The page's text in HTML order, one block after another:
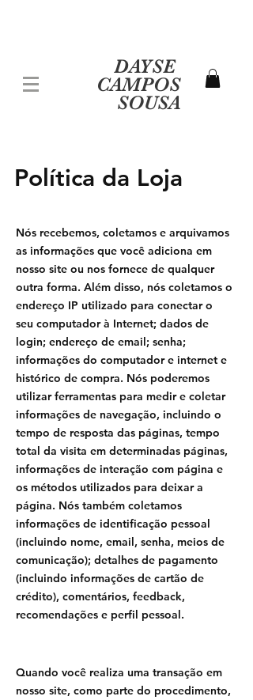
DAYSE
CAMPOS
SOUSA
Política da Loja
Nós recebemos, coletamos e arquivamos
as informações que você adiciona em
nosso site ou nos fornece de qualquer
outra forma. Além disso, nós coletamos o
endereço IP utilizado para conectar o
seu computador à Internet; dados de
login; endereço de email; senha;
informações do computador e internet e
histórico de compra. Nós poderemos
utilizar ferramentas para medir e coletar
informações de navegação, incluindo o
tempo de resposta das páginas, tempo
total da visita em determinadas páginas,
informações de interação com página e
os métodos utilizados para deixar a
página. Nós também coletamos
informações de identificação pessoal
(incluindo nome, email, senha, meios de
comunicação); detalhes de pagamento
(incluindo informações de cartão de
crédito), comentários, feedback,
recomendações e perfil pessoal.
Quando você realiza uma transação em
nosso site, como parte do procedimento,